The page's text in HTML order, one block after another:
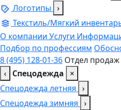
Логотипы ›
Текстиль/Мягкий
О компании Услуги
Подбор по профессиям
8 (495) 128-01-36 Отдел продаж
‹ Спецодежда
×
Спецодежда летняя ›
Спецодежда зимняя ›